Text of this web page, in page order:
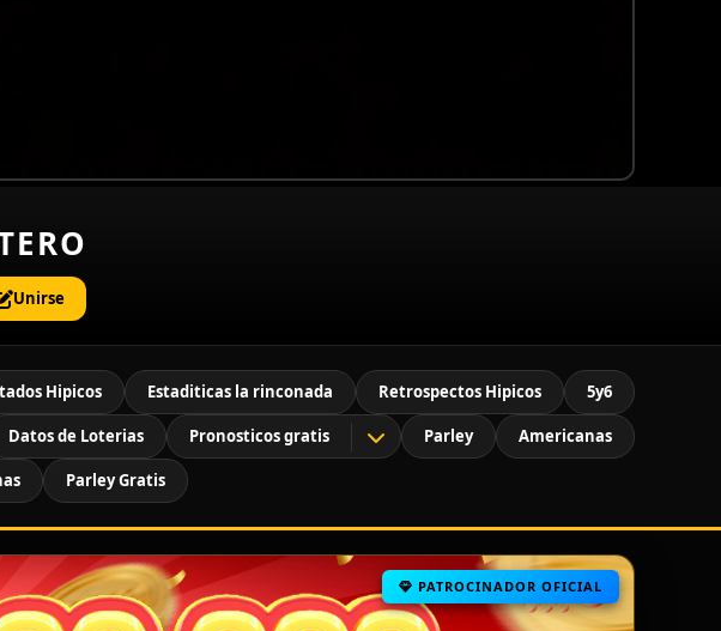
Unirse
Hipicos Estaditicas la rinconada Retrospectos Hipicos 5y6
Datos de Loterias Pronosticos gratis Parley Americanas
Parley Gratis
PATROCINADOR OFICIAL